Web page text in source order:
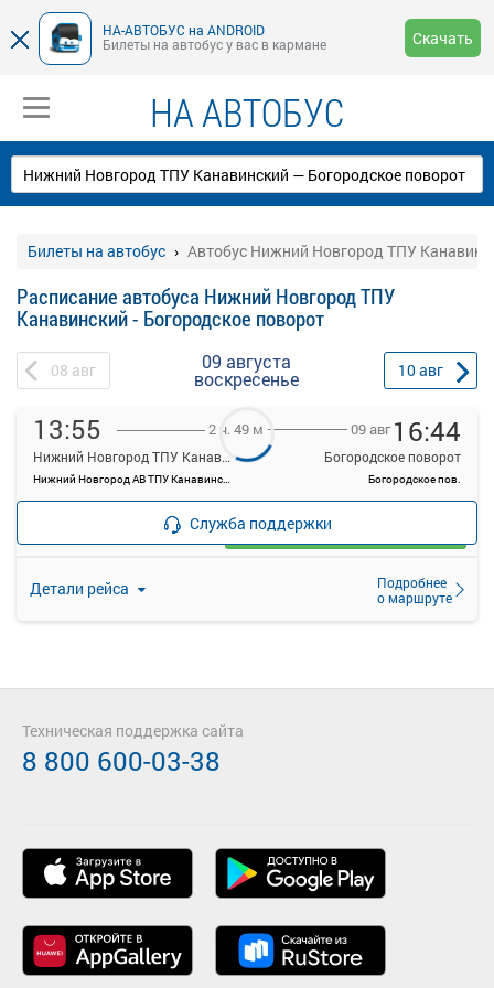
НА-АВТОБУС на ANDROID
Билеты на автобус у вас в кармане
Скачать
НА АВТОБУС
Билеты на автобус Автобус Нижний Новгород ТПУ
Расписание автобуса Нижний Новгород ТПУ
Канавинский - Богородское поворот
08 авг 09 августа
воскресенье 10авг
13:55
Нижний Новгород ТПУ Канавинский
Нижний Новгород АВ ТПУ Канавинский
2 ч. 49 м 09 авг 16:44
Богородское поворот
Богородское пов.
Детали рейса
Подробнее
о маршруте
—
Загрузить цену
Служба поддержки
Техническая поддержка сайта
8 800 600-03-38